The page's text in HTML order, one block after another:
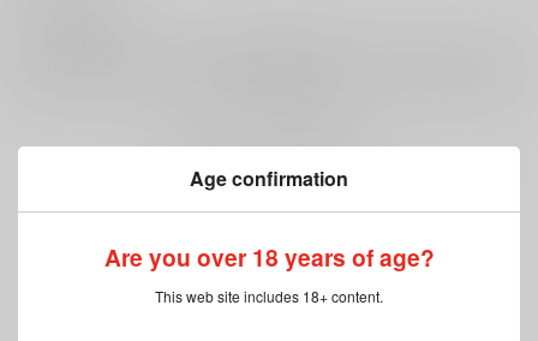
Age confirmation
Are you over 18 years of age?
This web site includes 18+ content.